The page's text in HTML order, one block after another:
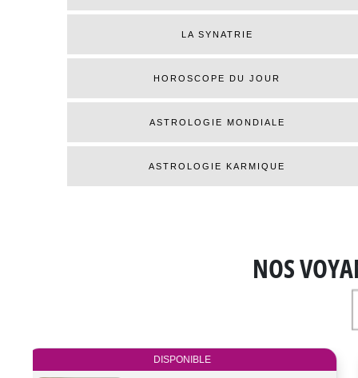
LA SYNATRIE
HOROSCOPE DU JOUR
ASTROLOGIE MONDIALE
ASTROLOGIE KARMIQUE
NOS
DISPONIBLE